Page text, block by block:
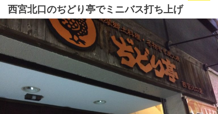
西宮北口のぢどり亭でミニバス打ち上げ